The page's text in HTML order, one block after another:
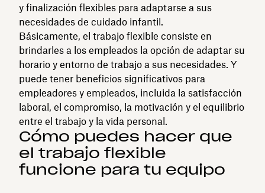
y finalización flexibles para adaptarse a sus
necesidades de cuidado infantil.
Básicamente, el trabajo flexible consiste en
brindarles a los empleados la opción de adaptar su
horario y entorno de trabajo a sus necesidades. Y
puede tener beneficios significativos para
empleadores y empleados, incluida la satisfacción
laboral, el compromiso, la motivación y el equilibrio
entre el trabajo y la vida personal.
Cómo puedes hacer que
el trabajo flexible
funcione para tu equipo